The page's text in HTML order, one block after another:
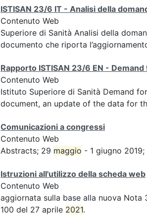
ISTISAN 23/6 IT - Analisi della
Contenuto Web
Superiore di Sanità Analisi della
documento che riporta
Rapporto ISTISAN 23/6 EN -
Contenuto Web
Istituto Superiore di Sanità Demand
document, an update of the data for
Comunicazioni a congressi
Contenuto Web
Abstracts; 29 maggio - 1 giugno
Istruzioni all'utilizzo della scheda web
Contenuto Web
aggiornata sulla base alla nuova
100 del 27 aprile 2021.